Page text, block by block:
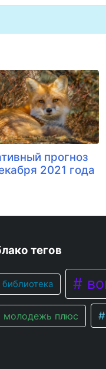
прогноз
2021 года
тегов
библиотека
молодежь плюс